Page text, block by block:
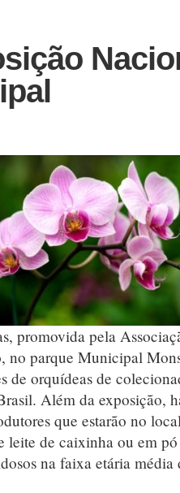
promovida pela
no parque Municipal
de orquídeas de
Além da exposição,
que estarão no
de caixinha ou em
na faixa etária média